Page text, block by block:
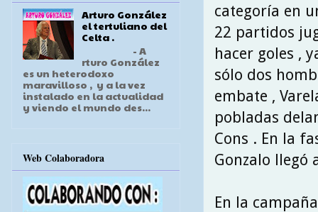
categoría en
22 partidos
hacer goles ,
sólo dos
embate ,
pobladas
Cons . En la
Gonzalo llegó
En la
Arturo González
el tertuliano del
Celta .
- A
rturo González
es un heterodoxo
maravilloso , y a la vez
instalado en la actualidad
y viendo el mundo des...
Web Colaboradora